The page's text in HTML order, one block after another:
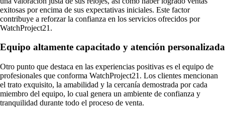
exitosas por encima de sus expectativas iniciales. Este factor
contribuye a reforzar la confianza en los servicios ofrecidos por
WatchProject21.
Equipo altamente capacitado y atención personalizada
Otro punto que destaca en las experiencias positivas es el equipo de
profesionales que conforma WatchProject21. Los clientes mencionan
el trato exquisito, la amabilidad y la cercanía demostrada por cada
miembro del equipo, lo cual genera un ambiente de confianza y
tranquilidad durante todo el proceso de venta.